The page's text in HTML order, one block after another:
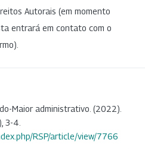
Autorais (em momento
entrará em contato com o
Maior administrativo. (2022).
3-4.
RSP/article/view/7766